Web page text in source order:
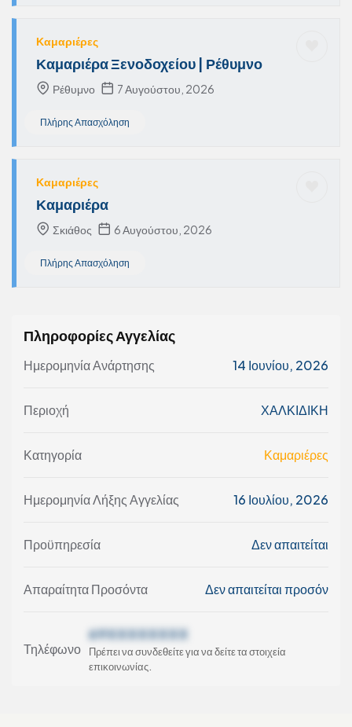
Καμαριέρες
Καμαριέρα Ξενοδοχείου | Ρέθυμνο
Ρέθυμνο 7 Αυγούστου, 2026
Πλήρης Απασχόληση
Καμαριέρες
Καμαριέρα
Σκιάθος 6 Αυγούστου, 2026
Πλήρης Απασχόληση
Πληροφορίες Αγγελίας
Ημερομηνία Ανάρτησης 14 Ιουνίου, 2026
Περιοχή ΧΑΛΚΙΔΙΚΗ
Κατηγορία Καμαριέρες
Ημερομηνία Λήξης Αγγελίας 16 Ιουλίου, 2026
Προϋπηρεσία Δεν απαιτείται
Απαραίτητα Προσόντα Δεν απαιτείται προσόν
Τηλέφωνο
69XXXXXXXX
Πρέπει να συνδεθείτε για να δείτε τα στοιχεία
επικοινωνίας.